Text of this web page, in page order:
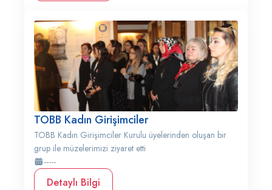
TOBB Kadın Girişimciler
TOBB Kadın Girişimciler Kurulu üyelerinden oluşan bir
grup ile müzelerimizi ziyaret etti
-----
Detaylı Bilgi